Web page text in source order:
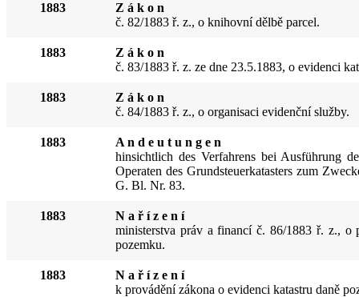
1883
Z á k o n
č. 82/1883 ř. z., o knihovní dělbě parcel.
1883
Z á k o n
č. 83/1883 ř. z. ze dne 23.5.1883, o evidenci
1883
Z á k o n
č. 84/1883 ř. z., o organisaci evidenční služby.
1883
A n d e u t u n g e n
hinsichtlich des Verfahrens bei Ausführung
Operaten des Grundsteuerkatasters zum
G. Bl. Nr. 83.
1883
N a ř í z e n í
ministerstva práv a financí č. 86/1883 ř. z., o
pozemku.
1883
N a ř í z e n í
k provádění zákona o evidenci katastru daně